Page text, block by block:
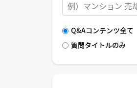
Q&Aコンテンツ全て
質問タイトルのみ